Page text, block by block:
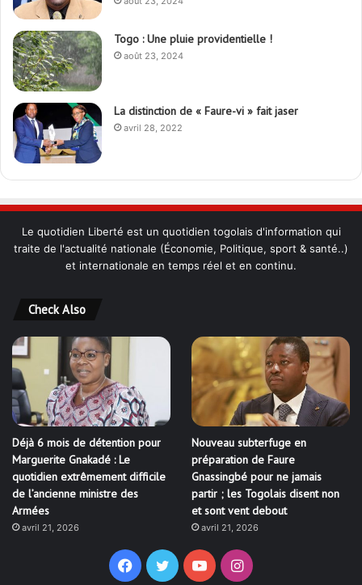
Togo : Une pluie providentielle !
août 23, 2024
La distinction de « Faure-vi » fait jaser
avril 28, 2022
Le quotidien Liberté est un quotidien togolais d'information qui
traite de l'actualité nationale (Économie, Politique, sport & santé..)
et internationale en temps réel et en continu.
Check Also
Déjà 6 mois de détention pour
Marguerite Gnakadé : Le
quotidien extrêmement difficile
de l’ancienne ministre des
Armées
avril 21, 2026
Nouveau subterfuge en
préparation de Faure
Gnassingbé pour ne jamais
partir ; les Togolais disent non
et sont vent debout
avril 21, 2026
Facebook
TwitterYouTubeInstagram